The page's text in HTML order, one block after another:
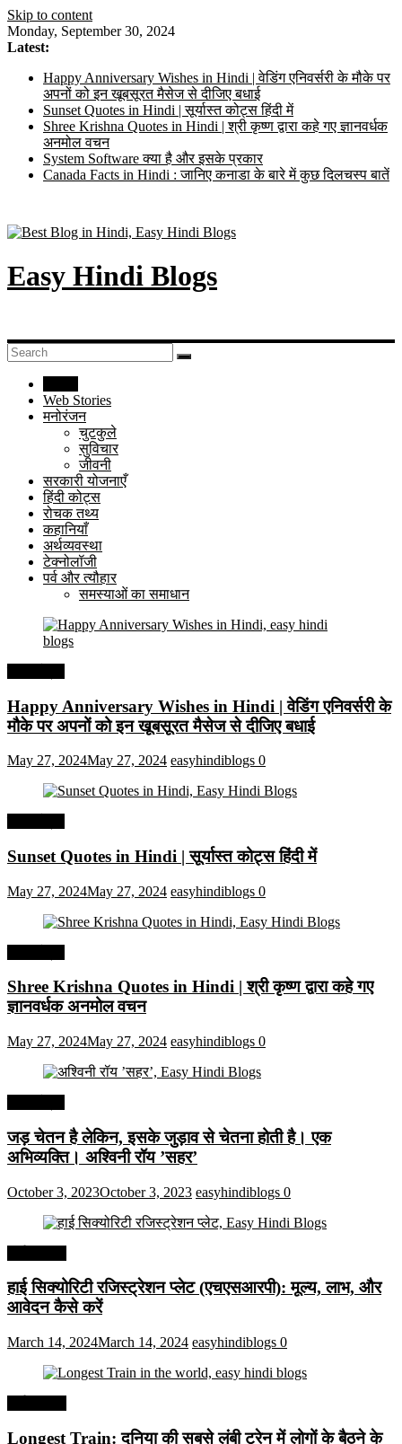
Skip to content
Monday, September 30, 2024
Latest:
Happy Anniversary Wishes in Hindi | वेडिंग एनिवर्सरी के मौके पर
अपनों को इन खूबसूरत मैसेज से दीजिए बधाई
Sunset Quotes in Hindi | सूर्यास्त कोट्स हिंदी में
Shree Krishna Quotes in Hindi | श्री कृष्ण द्वारा कहे गए ज्ञानवर्धक
अनमोल वचन
System Software क्या है और इसके प्रकार
Canada Facts in Hindi : जानिए कनाडा के बारे में कुछ दिलचस्प बातें
Easy Hindi Blogs
Web Stories
मनोरंजन
चुटकुले
सुविचार
जीवनी
सरकारी योजनाएँ
हिंदी कोट्स
रोचक तथ्य
कहानियाँ
अर्थव्यवस्था
टेक्नोलॉजी
पर्व और त्यौहार
समस्याओं का समाधान
Happy Anniversary Wishes in Hindi | वेडिंग एनिवर्सरी के
मौके पर अपनों को इन खूबसूरत मैसेज से दीजिए बधाई
May 27, 2024May 27, 2024 easyhindiblogs 0
Sunset Quotes in Hindi | सूर्यास्त कोट्स हिंदी में
May 27, 2024May 27, 2024 easyhindiblogs 0
Shree Krishna Quotes in Hindi | श्री कृष्ण द्वारा कहे गए
ज्ञानवर्धक अनमोल वचन
May 27, 2024May 27, 2024 easyhindiblogs 0
जड़ चेतन है लेकिन, इसके जुड़ाव से चेतना होती है। एक
अभिव्यक्ति। अश्विनी रॉय ’सहर’
October 3, 2023October 3, 2023 easyhindiblogs 0
हाई सिक्योरिटी रजिस्ट्रेशन प्लेट (एचएसआरपी): मूल्य, लाभ, और
आवेदन कैसे करें
March 14, 2024March 14, 2024 easyhindiblogs 0
Longest Train: दुनिया की सबसे लंबी ट्रेन में लोगों के बैठने के